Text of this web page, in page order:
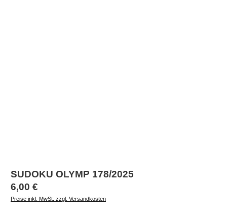
SUDOKU OLYMP 178/2025
Regulärer Preis:
6,00 €
Preise inkl. MwSt. zzgl. Versandkosten